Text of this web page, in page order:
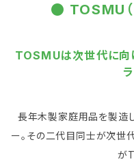
● TOSMU（
TOSMUは次世代に向
長年木製家庭用品を製造
ー。その二代目同士が次世
が